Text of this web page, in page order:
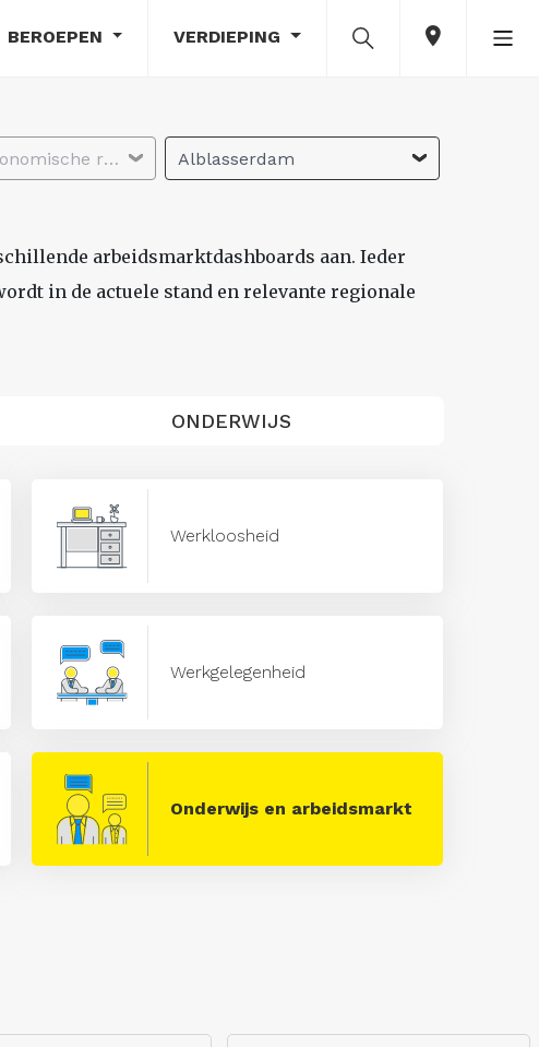
BEROEPEN VERDIEPING
Selecteer economische regio Alblasserdam
arbeidsmarktdashboards aan. Ieder
in de actuele stand en relevante regionale
ONDERWIJS
Werkloosheid
Werkgelegenheid
Onderwijs en arbeidsmarkt